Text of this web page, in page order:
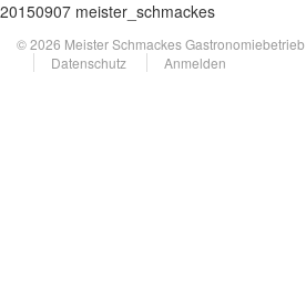
20150907 meister_schmackes
© 2026 Meister Schmackes Gastronomiebetrieb
Datenschutz
Anmelden